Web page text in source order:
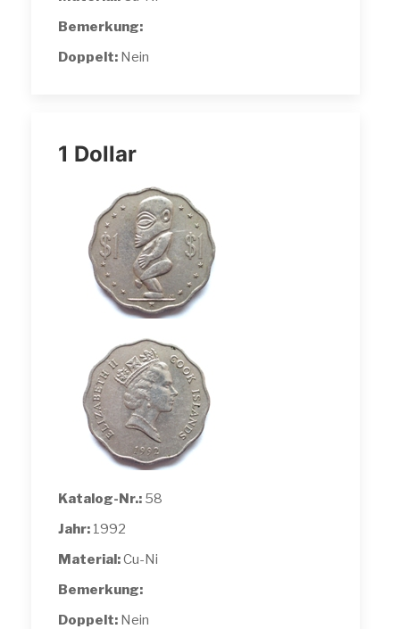
Bemerkung:
Doppelt: Nein
1 Dollar
Katalog-Nr.: 58
Jahr: 1992
Material:Cu-Ni
Bemerkung:
Doppelt: Nein